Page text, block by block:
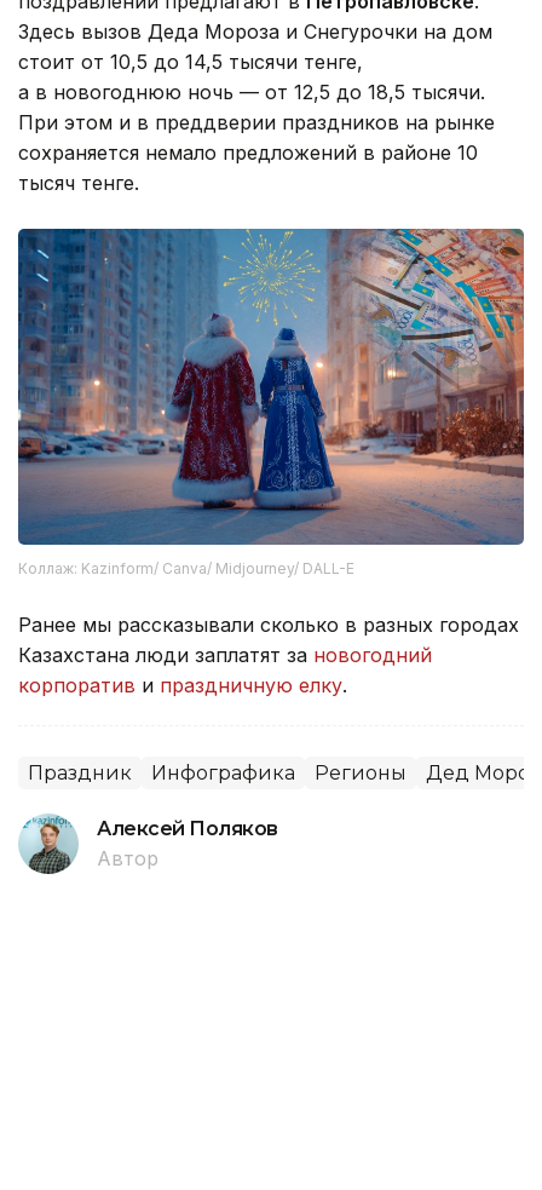
Здесь вызов Деда Мороза и Снегурочки на дом
стоит от 10,5 до 14,5 тысячи тенге,
а в новогоднюю ночь — от 12,5 до 18,5 тысячи.
При этом и в преддверии праздников на рынке
сохраняется немало предложений в районе 10
тысяч тенге.
Коллаж: Kazinform/ Canva/ Midjourney/ DALL-E
Ранее мы рассказывали сколько в разных городах
Казахстана люди заплатят за новогодний
корпоратив и праздничную елку.
Праздник Инфографика Регионы Дед Мороз
Алексей Поляков
Автор